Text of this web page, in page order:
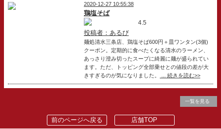
2020-12-27 10:55:38
鶏塩そば
4.5
投稿者：あるび
麺処清水三条店、鶏塩そば600円＋皿ワンタン(3個)
クーポン。定期的に食べたくなる清水のラーメン、
あっさり澄み切ったスープに綺麗に麺が盛られてい
ます。ただ、トッピング全部乗せとの値段の差が大
きすぎるのが気になりました。
... 続きを読む>>
一覧を見る
前のページへ戻る 店舗TOP